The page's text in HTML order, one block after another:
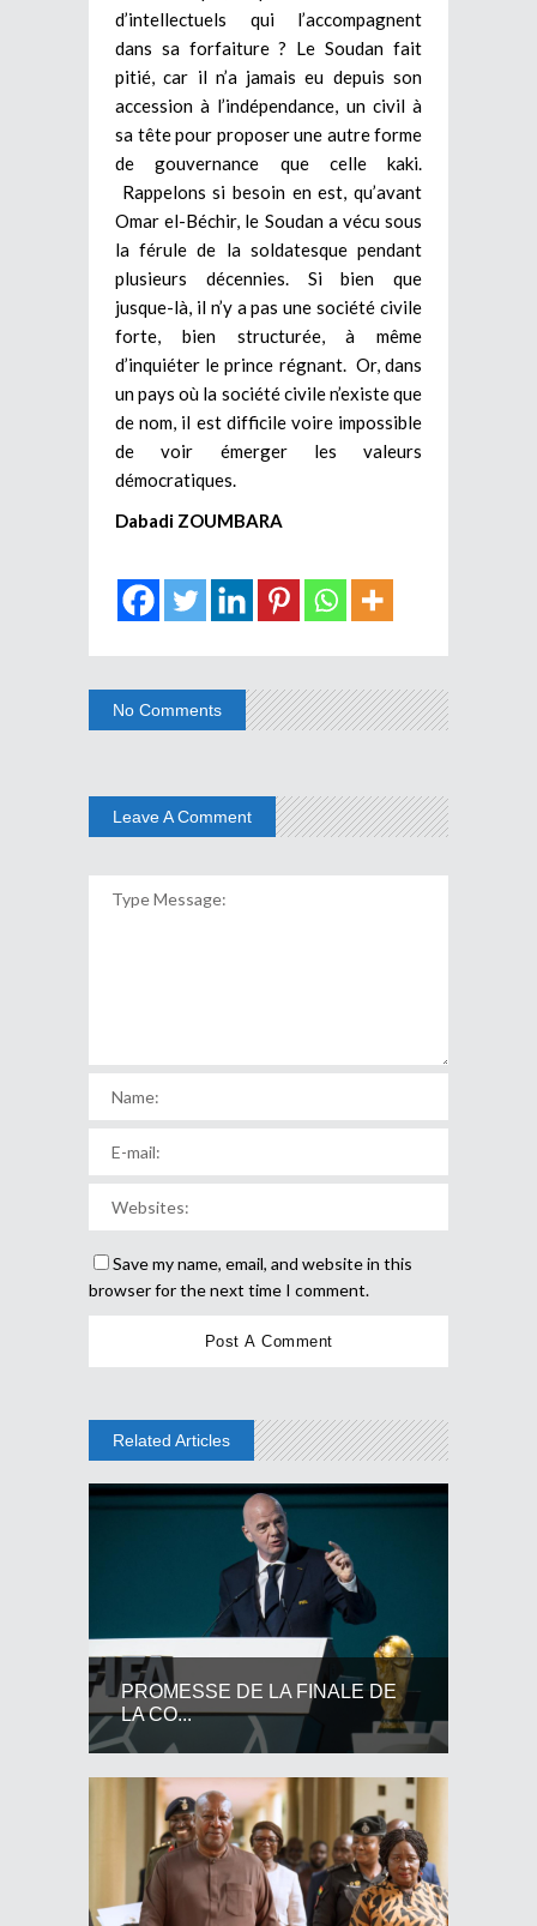
d’intellectuels qui l’accompagnent
dans sa forfaiture ? Le Soudan fait
pitié, car il n’a jamais eu depuis son
accession à l’indépendance, un civil à
sa tête pour proposer une autre forme
de gouvernance que celle kaki.
Rappelons si besoin en est, qu’avant
Omar el-Béchir, le Soudan a vécu sous
la férule de la soldatesque pendant
plusieurs décennies. Si bien que
jusque-là, il n’y a pas une société civile
forte, bien structurée, à même
d’inquiéter le prince régnant. Or, dans
un pays où la société civile n’existe que
de nom, il est difficile voire impossible
de voir émerger les valeurs
démocratiques.
Dabadi ZOUMBARA
No Comments
Leave A Comment
Save my name, email, and website in this
browser for the next time I comment.
Related Articles
PROMESSE DE LA FINALE DE
LA CO...